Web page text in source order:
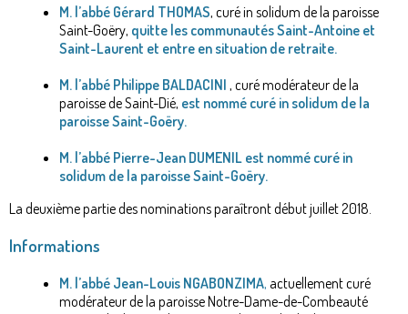
M. l’abbé Gérard THOMAS, curé in solidum de la paroisse
Saint-Goëry, quitte les communautés Saint-Antoine et
Saint-Laurent et entre en situation de retraite.
M. l’abbé Philippe BALDACINI , curé modérateur de la
paroisse de Saint-Dié, est nommé curé in solidum de la
paroisse Saint-Goëry.
M. l’abbé Pierre-Jean DUMENIL est nommé curé in
solidum de la paroisse Saint-Goëry.
La deuxième partie des nominations paraîtront début juillet 2018.
Informations
M. l’abbé Jean-Louis NGABONZIMA, actuellement curé
modérateur de la paroisse Notre-Dame-de-Combeauté